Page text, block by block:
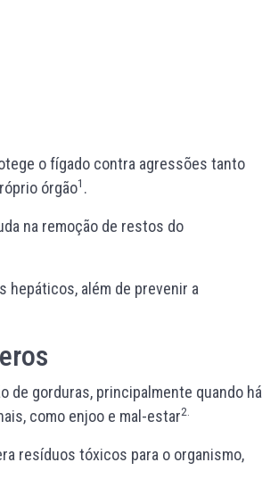
o fígado contra agressões tanto
órgão1 .
na remoção de restos do
hepáticos, além de prevenir a
de gorduras, principalmente quando há
como enjoo e mal-estar2.
resíduos tóxicos para o organismo,